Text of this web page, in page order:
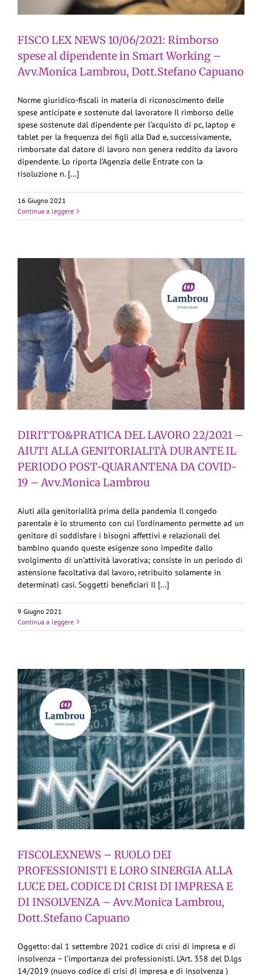
FISCO LEX NEWS 10/06/2021: Rimborso
spese al dipendente in Smart Working –
Avv.Monica Lambrou, Dott.Stefano Capuano
Norme giuridico-fiscali in materia di riconoscimento delle
spese anticipate e sostenute dal lavoratore Il rimborso delle
spese sostenute dal dipendente per l’acquisto di pc, laptop e
tablet per la frequenza dei figli alla Dad e, successivamente,
rimborsate dal datore di lavoro non genera reddito da lavoro
dipendente. Lo riporta l’Agenzia delle Entrate con la
risoluzione n. [...]
16 Giugno 2021
Continua a leggere
DIRITTO&PRATICA DEL LAVORO 22/2021 –
AIUTI ALLA GENITORIALITÀ DURANTE IL
PERIODO POST-QUARANTENA DA COVID-
19 – Avv.Monica Lambrou
Aiuti alla genitorialità prima della pandemia Il congedo
parentale è lo strumento con cui l’ordinamento permette ad un
genitore di soddisfare i bisogni affettivi e relazionali del
bambino quando queste esigenze sono impedite dallo
svolgimento di un’attività lavorativa; consiste in un periodo di
astensione facoltativa dal lavoro, retribuito solamente in
determinati casi. Soggetti beneficiari Il [...]
9 Giugno 2021
Continua a leggere
FISCOLEXNEWS – RUOLO DEI
PROFESSIONISTI E LORO SINERGIA ALLA
LUCE DEL CODICE DI CRISI DI IMPRESA E
DI INSOLVENZA – Avv.Monica Lambrou,
Dott.Stefano Capuano
Oggetto: dal 1 settembre 2021 codice di crisi di impresa e di
insolvenza – l’importanza dei professionisti. L’Art. 358 del D.lgs
14/2019 (nuovo codice di crisi di impresa e di insolvenza )